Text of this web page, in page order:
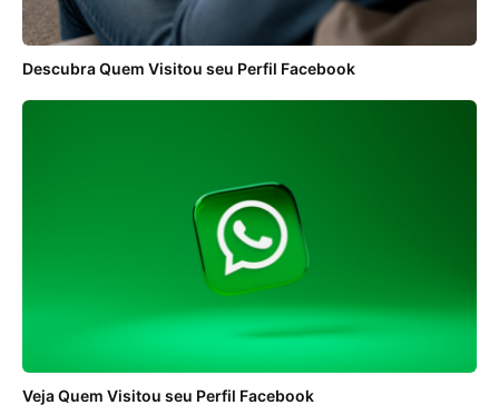
Descubra Quem Visitou seu Perfil Facebook
Veja Quem Visitou seu Perfil Facebook